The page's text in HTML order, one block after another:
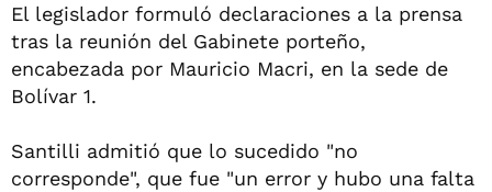
El legislador formuló declaraciones a la prensa
tras la reunión del Gabinete porteño,
encabezada por Mauricio Macri, en la sede de
Bolívar 1.
Santilli admitió que lo sucedido "no
corresponde", que fue "un error y hubo una falta